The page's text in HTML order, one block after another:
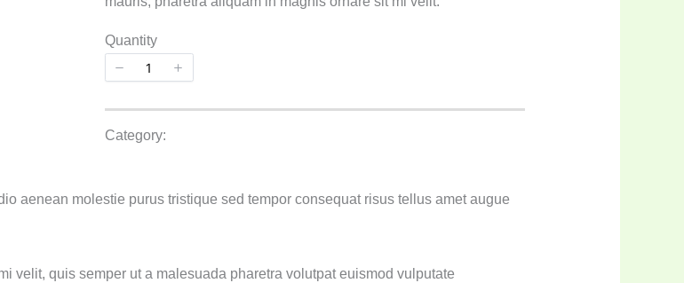
Quantity
Category:
aenean molestie purus tristique sed tempor consequat risus tellus amet augue
velit, quis semper ut a malesuada pharetra volutpat euismod vulputate